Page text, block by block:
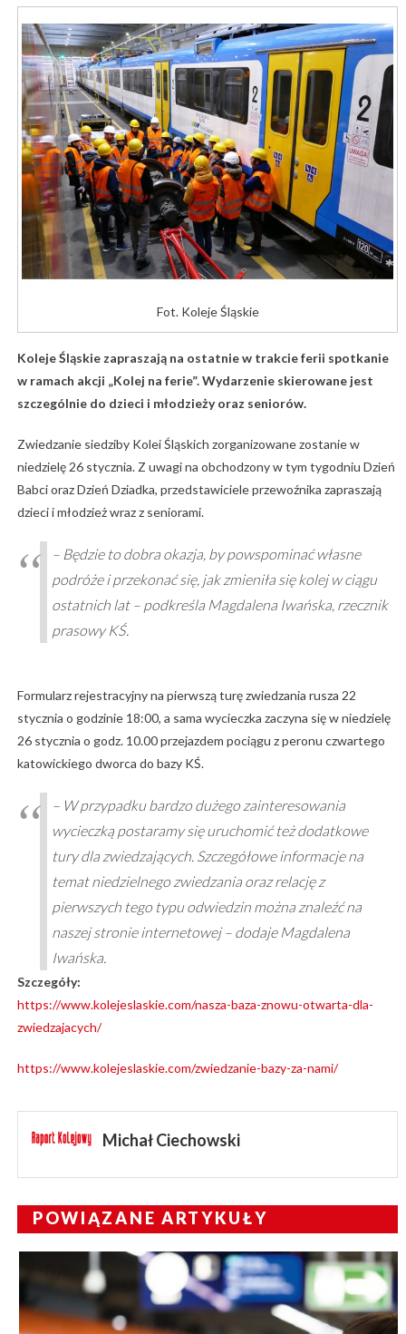
Fot. Koleje Śląskie
Koleje Śląskie zapraszają na ostatnie w trakcie ferii spotkanie
w ramach akcji „Kolej na ferie”. Wydarzenie skierowane jest
szczególnie do dzieci i młodzieży oraz seniorów.
Zwiedzanie siedziby Kolei Śląskich zorganizowane zostanie w
niedzielę 26 stycznia. Z uwagi na obchodzony w tym tygodniu Dzień
Babci oraz Dzień Dziadka, przedstawiciele przewoźnika zapraszają
dzieci i młodzież wraz z seniorami.
– Będzie to dobra okazja, by powspominać własne
podróże i przekonać się, jak zmieniła się kolej w ciągu
ostatnich lat – podkreśla Magdalena Iwańska, rzecznik
prasowy KŚ.
Formularz rejestracyjny na pierwszą turę zwiedzania rusza 22
stycznia o godzinie 18:00, a sama wycieczka zaczyna się w niedzielę
26 stycznia o godz. 10.00 przejazdem pociągu z peronu czwartego
katowickiego dworca do bazy KŚ.
– W przypadku bardzo dużego zainteresowania
wycieczką postaramy się uruchomić też dodatkowe
tury dla zwiedzających. Szczegółowe informacje na
temat niedzielnego zwiedzania oraz relację z
pierwszych tego typu odwiedzin można znaleźć na
naszej stronie internetowej – dodaje Magdalena
Iwańska.
Szczegóły:
https://www.kolejeslaskie.com/nasza-baza-znowu-otwarta-dla-
zwiedzajacych/
https://www.kolejeslaskie.com/zwiedzanie-bazy-za-nami/
Michał Ciechowski
POWIĄZANE ARTYKUŁY